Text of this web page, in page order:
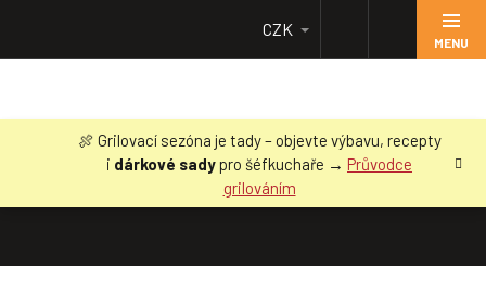
obsah
🍖 Grilovací sezóna je tady – objevte výbavu, recepty
i dárkové sadypro šéfkuchaře → Průvodce
grilováním
CZK